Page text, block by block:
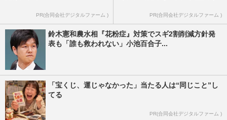
PR(合同会社デジタルファーム ) PR(合同会社デジタルファーム )
鈴木憲和農水相『花粉症』対策でスギ2割削減方針発
表も「誰も救われない」小池百合子...
「宝くじ、運じゃなかった」当たる人は“同じこと”し
てる
PR(合同会社デジタルファーム )